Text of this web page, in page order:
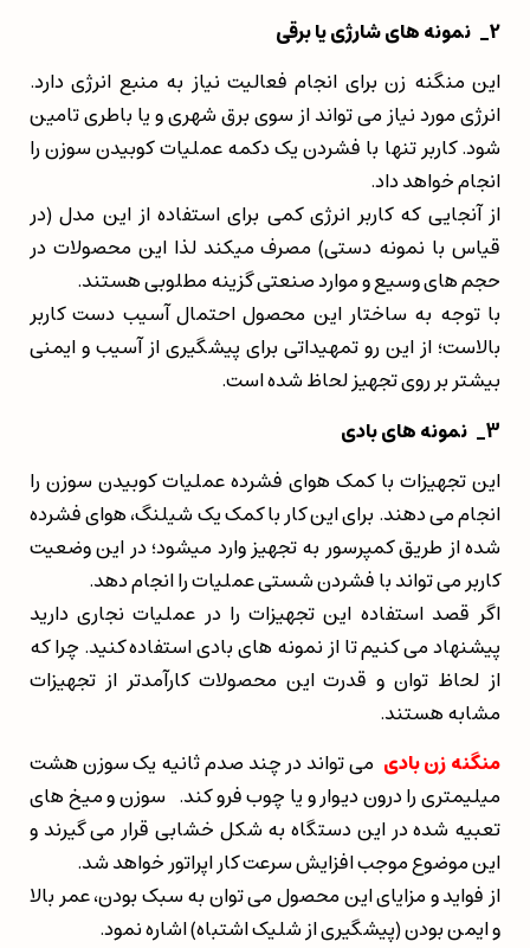
2
_ نمونه های شارژی یا برقی
این منگنه زن برای انجام فعالیت نیاز به منبع انرژی دارد.
انرژی مورد نیاز می تواند از سوی برق شهری و یا باطری تامین
شود. کاربر تنها با فشردن یک دکمه عملیات کوبیدن سوزن را
انجام خواهد داد.
از آنجایی که کاربر انرژی کمی برای استفاده از این مدل (در
قیاس با نمونه دستی) مصرف میکند لذا این محصولات در
حجم های وسیع و موارد صنعتی گزینه مطلوبی هستند.
با توجه به ساختار این محصول احتمال آسیب دست کاربر
بالاست؛ از این‌ رو تمهیداتی برای پیشگیری از آسیب و ایمنی
بیشتر بر روی تجهیز لحاظ شده است.
3
_ نمونه های بادی
این تجهیزات با کمک هوای فشرده عملیات کوبیدن سوزن را
انجام می دهند. برای این کار با کمک یک شیلنگ، هوای فشرده
شده از طریق کمپرسور به تجهیز وارد میشود؛ در این وضعیت
کاربر می تواند با فشردن شستی عملیات را انجام دهد.
اگر قصد استفاده این تجهیزات را در عملیات نجاری دارید
پیشنهاد می کنیم تا از نمونه های بادی استفاده کنید. چرا که
از لحاظ توان و قدرت این محصولات کارآمدتر از تجهیزات
مشابه هستند.
منگنه زن بادی می تواند در چند صدم ثانیه یک سوزن هشت
میلیمتری را درون دیوار و یا چوب فرو کند. سوزن و میخ های
تعبیه شده در این دستگاه به شکل خشابی قرار می گیرند و
این موضوع موجب افزایش سرعت کار اپراتور خواهد شد.
از فواید و مزایای این محصول می توان به سبک بودن، عمر بالا
و ایمن بودن (پیشگیری از شلیک اشتباه) اشاره نمود.